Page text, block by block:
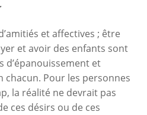
et affectives ; être
et avoir des enfants sont
et
chacun. Pour les personnes
la réalité ne devrait pas
ces désirs ou de ces